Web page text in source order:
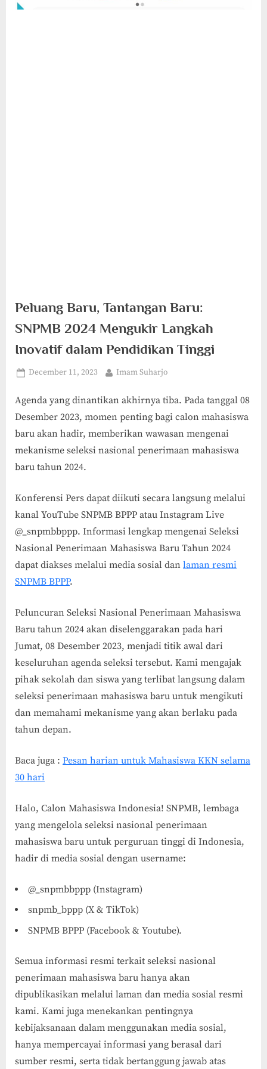
Peluang Baru, Tantangan Baru:
SNPMB 2024 Mengukir Langkah
Inovatif dalam Pendidikan Tinggi
Posted
December 11, 2023 By
Imam Suharjo
Agenda yang dinantikan akhirnya tiba. Pada tanggal 08
Desember 2023, momen penting bagi calon mahasiswa
baru akan hadir, memberikan wawasan mengenai
mekanisme seleksi nasional penerimaan mahasiswa
baru tahun 2024.
Konferensi Pers dapat diikuti secara langsung melalui
kanal YouTube SNPMB BPPP atau Instagram Live
@_snpmbbppp. Informasi lengkap mengenai Seleksi
Nasional Penerimaan Mahasiswa Baru Tahun 2024
dapat diakses melalui media sosial dan laman resmi
SNPMB BPPP.
Peluncuran Seleksi Nasional Penerimaan Mahasiswa
Baru tahun 2024 akan diselenggarakan pada hari
Jumat, 08 Desember 2023, menjadi titik awal dari
keseluruhan agenda seleksi tersebut. Kami mengajak
pihak sekolah dan siswa yang terlibat langsung dalam
seleksi penerimaan mahasiswa baru untuk mengikuti
dan memahami mekanisme yang akan berlaku pada
tahun depan.
Baca juga : Pesan harian untuk Mahasiswa KKN selama
30 hari
Halo, Calon Mahasiswa Indonesia! SNPMB, lembaga
yang mengelola seleksi nasional penerimaan
mahasiswa baru untuk perguruan tinggi di Indonesia,
hadir di media sosial dengan username:
@_snpmbbppp (Instagram)
snpmb_bppp (X & TikTok)
SNPMB BPPP (Facebook & Youtube).
Semua informasi resmi terkait seleksi nasional
penerimaan mahasiswa baru hanya akan
dipublikasikan melalui laman dan media sosial resmi
kami. Kami juga menekankan pentingnya
kebijaksanaan dalam menggunakan media sosial,
hanya mempercayai informasi yang berasal dari
sumber resmi, serta tidak bertanggung jawab atas